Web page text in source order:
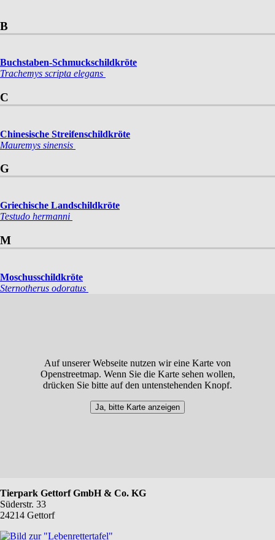
B
Buchstaben-Schmuckschildkröte
Trachemys scripta elegans
C
Chinesische Streifenschildkröte
Mauremys sinensis
G
Griechische Landschildkröte
Testudo hermanni
M
Moschusschildkröte
Sternotherus odoratus
Auf unserer Webseite nutzen wir eine Karte von
Openstreetmap. Wenn Sie die Karte sehen wollen,
drücken Sie bitte auf den untenstehenden Knopf.
Ja, bitte Karte anzeigen
Tierpark Gettorf GmbH & Co. KG
Süderstr. 33
24214 Gettorf